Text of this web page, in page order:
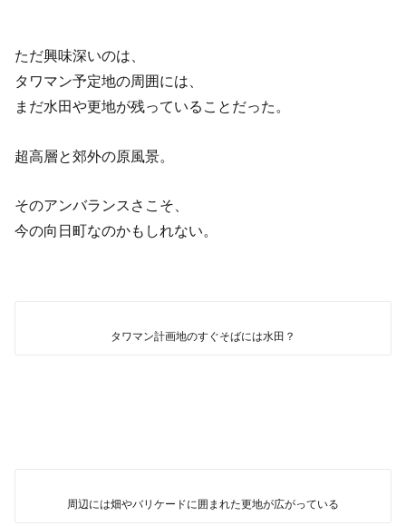
ただ興味深いのは、
タワマン予定地の周囲には、
まだ水田や更地が残っていることだった。
超高層と郊外の原風景。
そのアンバランスさこそ、
今の向日町なのかもしれない。
タワマン計画地のすぐそばには水田？
周辺には畑やバリケードに囲まれた更地が広がっている